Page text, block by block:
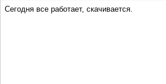
Сегодня все работает, скачивается.